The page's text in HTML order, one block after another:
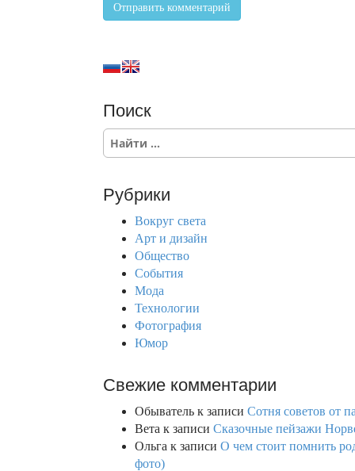
Поиск
S
e
c
Рубрики
Вокруг света
Арт и дизайн
Общество
События
Мода
Технологии
Фотография
Юмор
Свежие комментарии
Обыватель к записи Сотня советов от
Вета к записи Сказочные пейзажи
Ольга к записи О чем стоит помнить
фото)